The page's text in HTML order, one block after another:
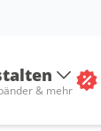
& mehr